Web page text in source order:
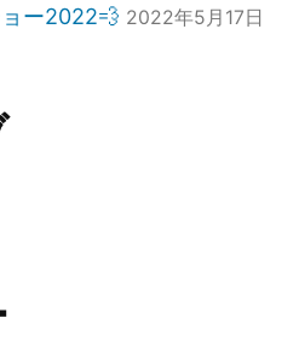
ー2022💨 2022年5月17日